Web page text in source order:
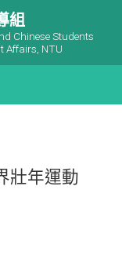
組
Chinese Students
Affairs, NTU
壯年運動